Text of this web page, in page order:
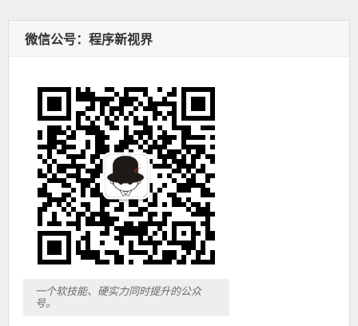
微信公号：程序新视界
一个软技能、硬实力同时提升的公众
号。